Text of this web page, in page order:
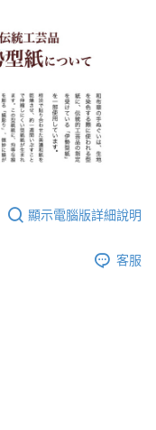
顯示電腦版詳細說明
客服